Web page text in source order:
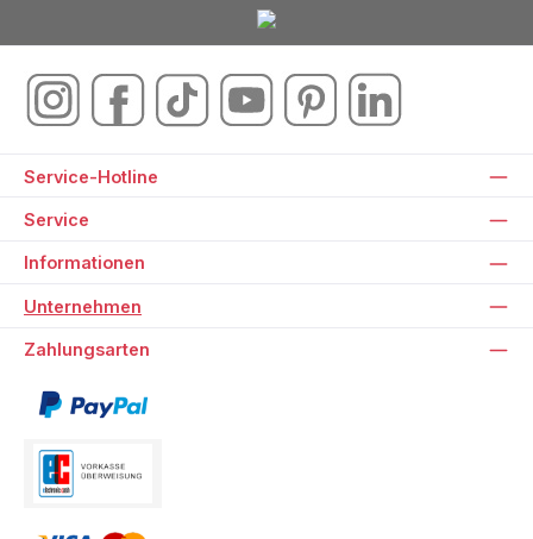
Service-Hotline
Service
Informationen
Unternehmen
Zahlungsarten